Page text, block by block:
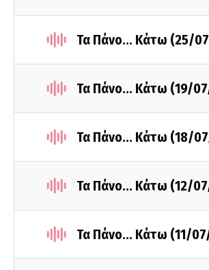
Τα Πάνο... Κάτω (25/
Τα Πάνο... Κάτω (19/
Τα Πάνο... Κάτω (18/
Τα Πάνο... Κάτω (12/
Τα Πάνο... Κάτω (11/